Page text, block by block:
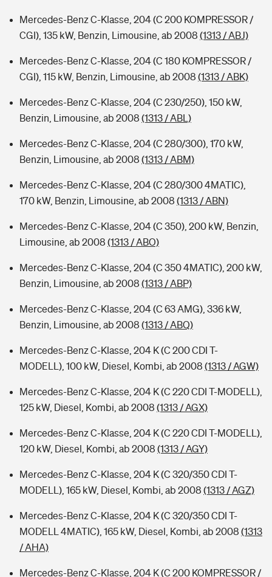
Mercedes-Benz C-Klasse, 204 (C 200 KOMPRESSOR /
CGI), 135 kW, Benzin, Limousine, ab 2008 (1313 / ABJ)
Mercedes-Benz C-Klasse, 204 (C 180 KOMPRESSOR /
CGI), 115 kW, Benzin, Limousine, ab 2008 (1313 / ABK)
Mercedes-Benz C-Klasse, 204 (C 230/250), 150 kW,
Benzin, Limousine, ab 2008 (1313 / ABL)
Mercedes-Benz C-Klasse, 204 (C 280/300), 170 kW,
Benzin, Limousine, ab 2008 (1313 / ABM)
Mercedes-Benz C-Klasse, 204 (C 280/300 4MATIC),
170 kW, Benzin, Limousine, ab 2008 (1313 / ABN)
Mercedes-Benz C-Klasse, 204 (C 350), 200 kW, Benzin,
Limousine, ab 2008 (1313 / ABO)
Mercedes-Benz C-Klasse, 204 (C 350 4MATIC), 200 kW,
Benzin, Limousine, ab 2008 (1313 / ABP)
Mercedes-Benz C-Klasse, 204 (C 63 AMG), 336 kW,
Benzin, Limousine, ab 2008 (1313 / ABQ)
Mercedes-Benz C-Klasse, 204 K (C 200 CDI T-
MODELL), 100 kW, Diesel, Kombi, ab 2008 (1313 / AGW)
Mercedes-Benz C-Klasse, 204 K (C 220 CDI T-MODELL),
125 kW, Diesel, Kombi, ab 2008 (1313 / AGX)
Mercedes-Benz C-Klasse, 204 K (C 220 CDI T-MODELL),
120 kW, Diesel, Kombi, ab 2008 (1313 / AGY)
Mercedes-Benz C-Klasse, 204 K (C 320/350 CDI T-
MODELL), 165 kW, Diesel, Kombi, ab 2008 (1313 / AGZ)
Mercedes-Benz C-Klasse, 204 K (C 320/350 CDI T-
MODELL 4MATIC), 165 kW, Diesel, Kombi, ab 2008 (1313
/ AHA)
Mercedes-Benz C-Klasse, 204 K (C 200 KOMPRESSOR /